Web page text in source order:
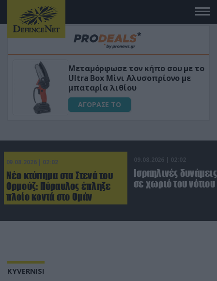
κήπο σου με το
με
«Μαγική» φόρμουλα
για αύξηση της
09.08.2026 | 02:02
Νέο κτύπημα στα Στενά του
Ορμούζ: Πύραυλος έπληξε
πλοίο κοντά στο Ομάν
09.08.2026 | 02:02
Ισραηλινές
σε χωριό του
KYVERNISI